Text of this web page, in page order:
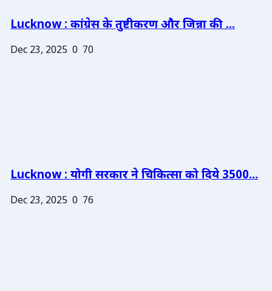
Lucknow : कांग्रेस के तुष्टीकरण और जिन्ना की ...
Dec 23, 2025 0 70
Lucknow : योगी सरकार ने चिकित्सा को दिये 3500...
Dec 23, 2025 0 76